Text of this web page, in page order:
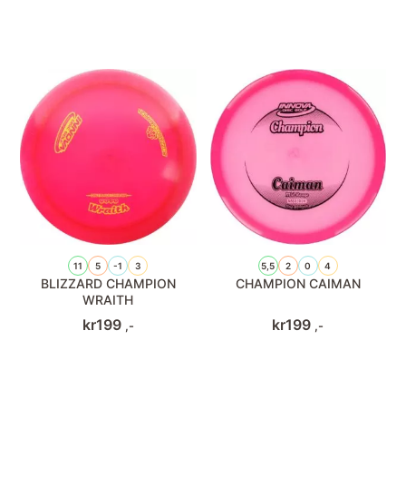
11 5 -1 3
BLIZZARD CHAMPION
WRAITH
kr199 ,-
5,5 2 0 4
CHAMPION CAIMAN
kr199 ,-